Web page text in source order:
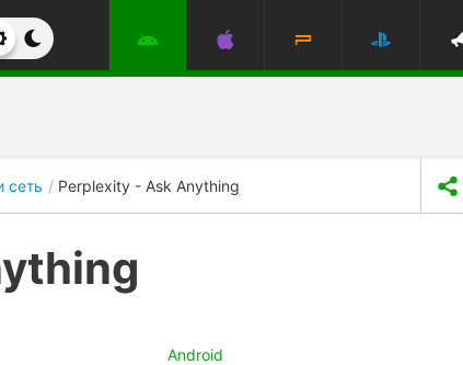
сеть Perplexity - Ask Anything
Android